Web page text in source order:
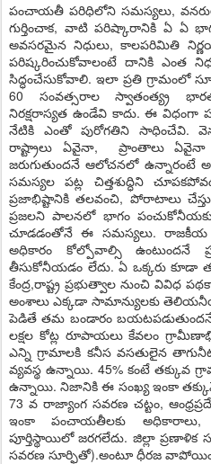
పంచాయతీ పరిధిలోని సమస్యలు,
గుర్తించాక, వాటి పరిష్కారానికి ఏ ఏ
అవసరమైన నిధులు, కాలపరిమితి
పరిష్కరించుకోవాలంటే దానికి ఎంత
సిద్ధంచేసుకోవాలి. ఇలా ప్రతి గ్రామంలో
60 సంవత్సరాల స్వాతంత్య్ర
నిరక్షరాస్యత ఉండేవి కాదు. ఈ విధంగా
నేటికి ఎంతో పురోగతిని సాధించేవి.
రాష్ట్రాలు ఏవైనా, ప్రాంతాలు ఏవైనా
జరుగుతుందనే ఆలోచనలో ఉన్నారంటే
సమస్యల పట్ల చిత్తశుద్ధిని
ప్రజాభిష్టానికి తలవంచి, పోరాటాలు
ప్రజలని పాలనలో భాగం
చూడడంతోనే ఈ సమస్యలు. రాజకీయ
అధికారం కోల్పోవాల్సి ఉంటుందనే
తీసుకోనీయడం లేదు. ఏ ఒక్కరు
కేంద్ర,రాష్ట్ర ప్రభుత్వాల నుంచి వివిధ
అంశాలు ఎక్కడా సామాన్యులకు
పెడితే తమ బండారం
లక్షల కోట్ల రూపాయలు కేవలం
ఎన్ని గ్రామాలకి కనీస వసతులైన తాగునీటి
వ్యవస్థ ఉన్నాయి. 45% కంటే
ఉన్నాయి. నిజానికి ఈ సంఖ్య ఇంకా
73 వ రాజ్యాంగ సవరణ చట్టం,
ఇంకా పంచాయతీలకు అధికారాలు,
పూర్తిస్థాయిలో జరగలేదు. జిల్లా
సవరణ సూర్ఫితో).అంటూ ధీరజ